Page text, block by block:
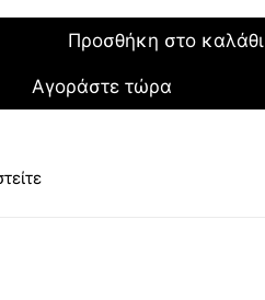
Προσθήκη στο καλάθι
Αγοράστε τώρα